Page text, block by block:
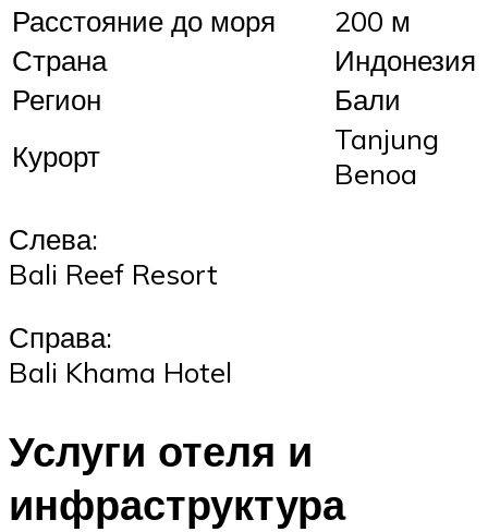
Расстояние до моря
200 м
Страна
Индонезия
Регион
Бали
Курорт
Tanjung
Benoa
Слева:
Bali Reef Resort
Справа:
Bali Khama Hotel
Услуги отеля и
инфраструктура